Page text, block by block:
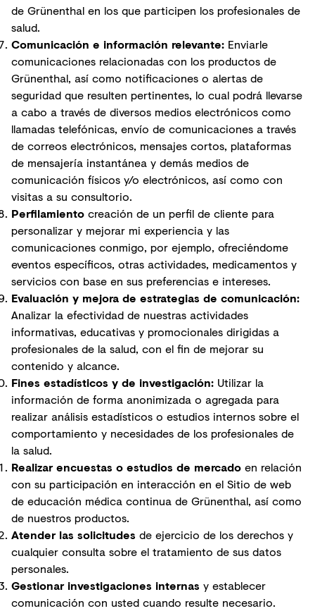
de Grünenthal en los que participen los profesionales de
salud.
Comunicación e información relevante: Enviarle
comunicaciones relacionadas con los productos de
Grünenthal, así como notificaciones o alertas de
seguridad que resulten pertinentes, lo cual podrá llevarse
a cabo a través de diversos medios electrónicos como
llamadas telefónicas, envío de comunicaciones a través
de correos electrónicos, mensajes cortos, plataformas
de mensajería instantánea y demás medios de
comunicación físicos y/o electrónicos, así como con
visitas a su consultorio.
Perfilamiento creación de un perfil de cliente para
personalizar y mejorar mi experiencia y las
comunicaciones conmigo, por ejemplo, ofreciéndome
eventos específicos, otras actividades, medicamentos y
servicios con base en sus preferencias e intereses.
Evaluación y mejora de estrategias de comunicación:
Analizar la efectividad de nuestras actividades
informativas, educativas y promocionales dirigidas a
profesionales de la salud, con el fin de mejorar su
contenido y alcance.
Fines estadísticos y de investigación: Utilizar la
información de forma anonimizada o agregada para
realizar análisis estadísticos o estudios internos sobre el
comportamiento y necesidades de los profesionales de
la salud.
Realizar encuestas o estudios de mercado en relación
con su participación en interacción en el Sitio de web
de educación médica continua de Grünenthal, así como
de nuestros productos.
Atender las solicitudes de ejercicio de los derechos y
cualquier consulta sobre el tratamiento de sus datos
personales.
Gestionar investigaciones internas y establecer
comunicación con usted cuando resulte necesario.